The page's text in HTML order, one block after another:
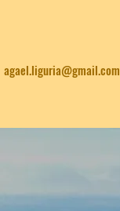
agael.liguria@gmail.com